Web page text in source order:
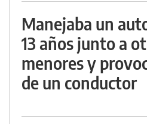
Manejaba un
13 años junto a
menores y
de un conductor